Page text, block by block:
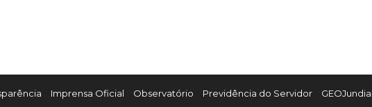
Imprensa Oficial Observatório Previdência do Servidor